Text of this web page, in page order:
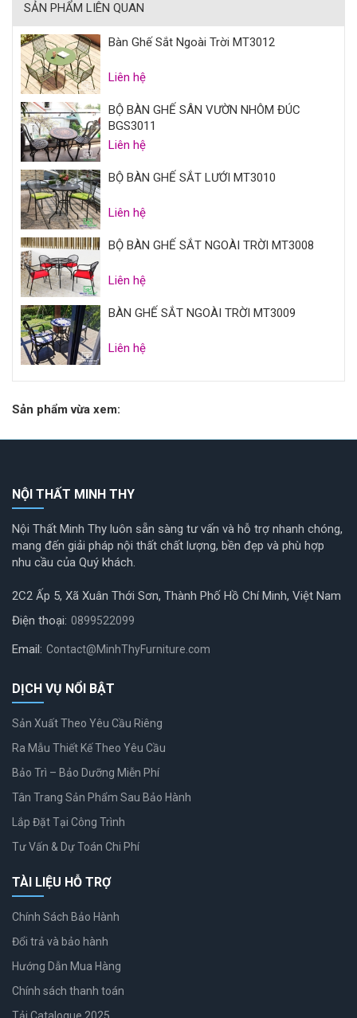
SẢN PHẨM LIÊN QUAN
Bàn Ghế Sắt Ngoài Trời MT3012
Liên hệ
BỘ BÀN GHẾ SÂN VƯỜN NHÔM ĐÚC
BGS3011
Liên hệ
BỘ BÀN GHẾ SẮT LƯỚI MT3010
Liên hệ
BỘ BÀN GHẾ SẮT NGOÀI TRỜI MT3008
Liên hệ
BÀN GHẾ SẮT NGOÀI TRỜI MT3009
Liên hệ
Sản phẩm vừa xem:
NỘI THẤT MINH THY
Nội Thất Minh Thy luôn sẵn sàng tư vấn và hỗ trợ nhanh chóng,
mang đến giải pháp nội thất chất lượng, bền đẹp và phù hợp
nhu cầu của Quý khách.
2C2 Ấp 5, Xã Xuân Thới Sơn, Thành Phố Hồ Chí Minh, Việt Nam
Điện thoại: 0899522099
Email: Contact@MinhThyFurniture.com
DỊCH VỤ NỔI BẬT
Sản Xuất Theo Yêu Cầu Riêng
Ra Mẫu Thiết Kế Theo Yêu Cầu
Bảo Trì – Bảo Dưỡng Miễn Phí
Tân Trang Sản Phẩm Sau Bảo Hành
Lắp Đặt Tại Công Trình
Tư Vấn & Dự Toán Chi Phí
TÀI LIỆU HỖ TRỢ
Chính Sách Bảo Hành
Đổi trả và bảo hành
Hướng Dẫn Mua Hàng
Chính sách thanh toán